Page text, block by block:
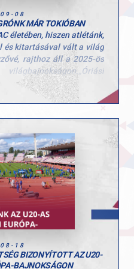
08
MÁR TOKIÓBAN
életében, hiszen atlétánk,
és kitartásával vált a világ
rajthoz áll a 2025-ös
álom vált valóra ezzel,
az olimpián kívül” –
közben.
versenyzésre
maximumot adva. Külön
hogy Tokió történelmi
ben rendeztek itt
ő is a legendák
rengeteg támogatást
el” – mondja, hozzátéve,
a saját egyéni csúcsának
legjobb helyezés
18
BIZONYÍTOTT AZ U20-
BAJNOKSÁGON